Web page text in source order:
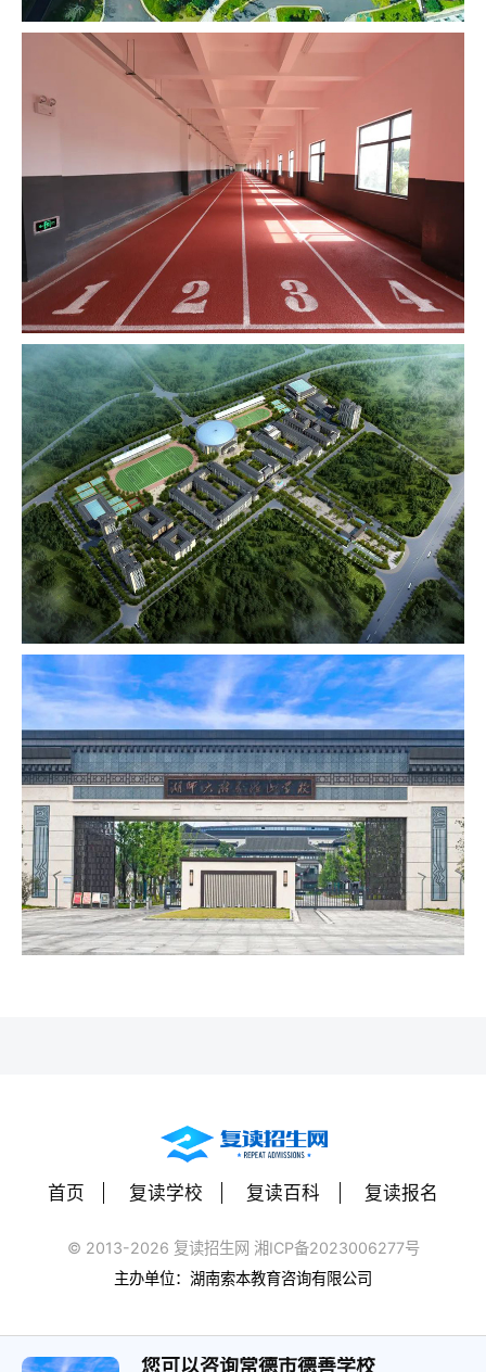
首页 复读学校 复读百科 复读报名
© 2013-2026 复读招生网 湘ICP备2023006277号
主办单位：湖南索本教育咨询有限公司
您可以咨询常德市德善学校